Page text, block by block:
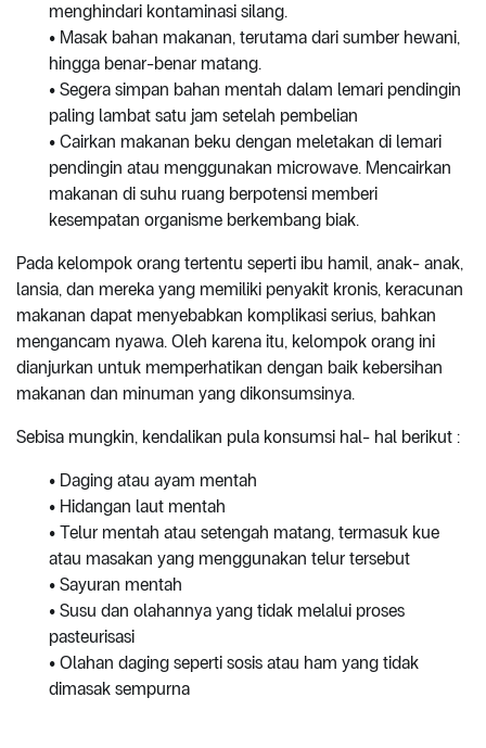
menghindari kontaminasi silang.
• Masak bahan makanan, terutama dari sumber hewani,
hingga benar-benar matang.
• Segera simpan bahan mentah dalam lemari pendingin
paling lambat satu jam setelah pembelian
• Cairkan makanan beku dengan meletakan di lemari
pendingin atau menggunakan microwave. Mencairkan
makanan di suhu ruang berpotensi memberi
kesempatan organisme berkembang biak.
Pada kelompok orang tertentu seperti ibu hamil, anak- anak,
lansia, dan mereka yang memiliki penyakit kronis, keracunan
makanan dapat menyebabkan komplikasi serius, bahkan
mengancam nyawa. Oleh karena itu, kelompok orang ini
dianjurkan untuk memperhatikan dengan baik kebersihan
makanan dan minuman yang dikonsumsinya.
Sebisa mungkin, kendalikan pula konsumsi hal- hal berikut :
• Daging atau ayam mentah
• Hidangan laut mentah
• Telur mentah atau setengah matang, termasuk kue
atau masakan yang menggunakan telur tersebut
• Sayuran mentah
• Susu dan olahannya yang tidak melalui proses
pasteurisasi
• Olahan daging seperti sosis atau ham yang tidak
dimasak sempurna